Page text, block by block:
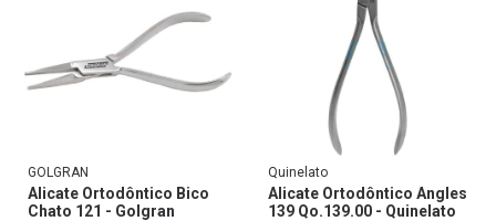
GOLGRAN
Alicate Ortodôntico Bico
Chato 121 - Golgran
Quinelato
Alicate Ortodôntico Angles
139 Qo.139.00 - Quinelato